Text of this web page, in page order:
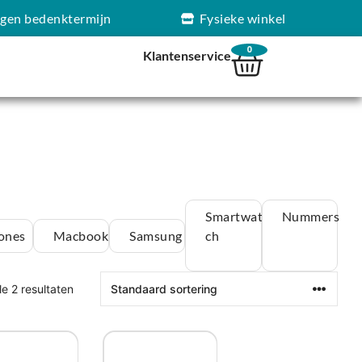
bedenktermijn Fysieke winkel
Klantenservice 0
Macbook Samsung
Smartwat
ch
Nummers
2 resultaten